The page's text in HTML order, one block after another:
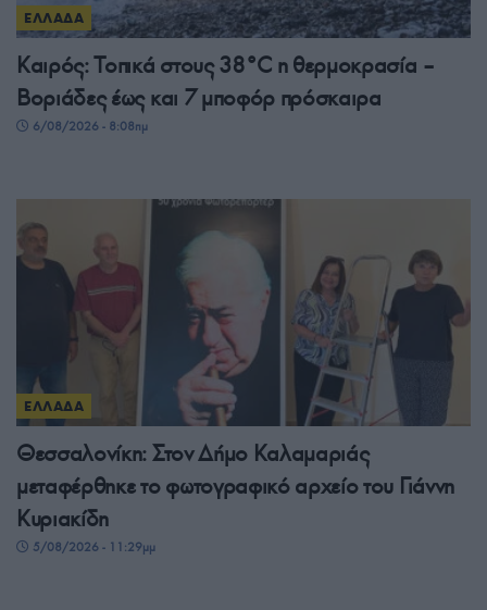
ΕΛΛΑΔΑ
Καιρός: Τοπικά στους 38°C η θερμοκρασία –
Βοριάδες έως και 7 μποφόρ πρόσκαιρα
6/08/2026 - 8:08πμ
ΕΛΛΑΔΑ
Θεσσαλονίκη: Στον Δήμο Καλαμαριάς
μεταφέρθηκε το φωτογραφικό αρχείο του Γιάννη
Κυριακίδη
5/08/2026 - 11:29μμ